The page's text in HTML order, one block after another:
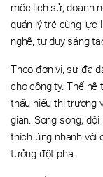
mốc lịch sử, doanh
quản lý trẻ cùng lực
nghệ, tư duy sáng
Theo đơn vị, sự đa
cho công ty. Thế hệ
thấu hiểu thị trường
gian. Song song,
thích ứng nhanh với
tưởng đột phá.